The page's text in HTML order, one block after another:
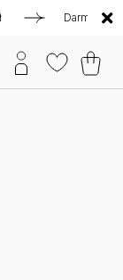
Darmowa